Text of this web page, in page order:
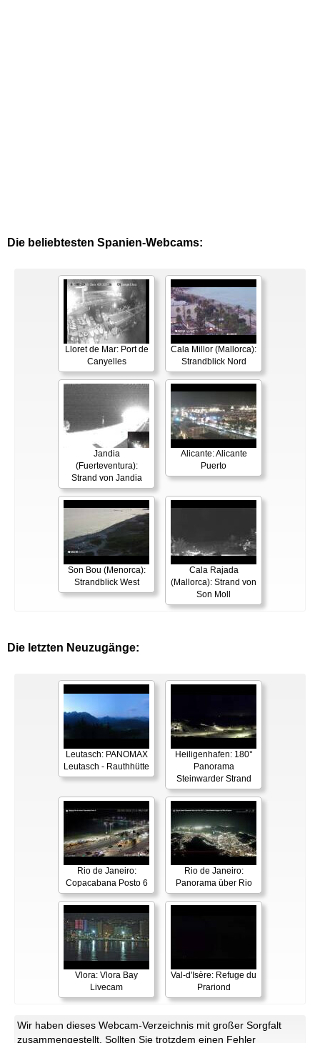
Die beliebtesten Spanien-Webcams:
Lloret de Mar: Port de
Canyelles
Cala Millor (Mallorca):
Strandblick Nord
Jandia
(Fuerteventura):
Strand von Jandia
Alicante: Alicante
Puerto
Son Bou (Menorca):
Strandblick West
Cala Rajada
(Mallorca): Strand von
Son Moll
Die letzten Neuzugänge:
Leutasch: PANOMAX
Leutasch - Rauthhütte
Heiligenhafen: 180°
Panorama
Steinwarder Strand
Rio de Janeiro:
Copacabana Posto 6
Rio de Janeiro:
Panorama über Rio
Vlora: Vlora Bay
Livecam
Val-d'Isère: Refuge du
Prariond
Wir haben dieses Webcam-Verzeichnis mit großer Sorgfalt
zusammengestellt. Sollten Sie trotzdem einen Fehler